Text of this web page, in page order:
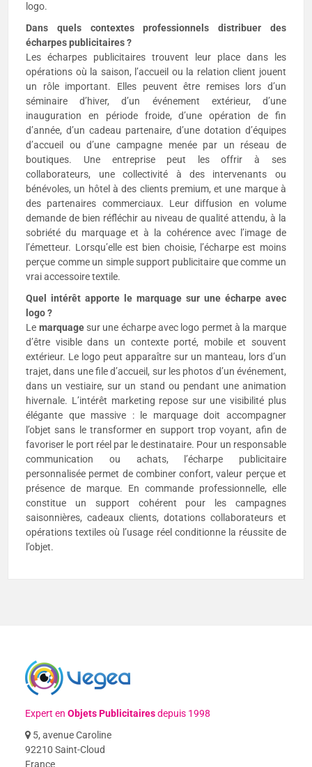
logo.
Dans quels contextes professionnels distribuer des
écharpes publicitaires ?
Les écharpes publicitaires trouvent leur place dans les
opérations où la saison, l’accueil ou la relation client jouent
un rôle important. Elles peuvent être remises lors d’un
séminaire d’hiver, d’un événement extérieur, d’une
inauguration en période froide, d’une opération de fin
d’année, d’un cadeau partenaire, d’une dotation d’équipes
d’accueil ou d’une campagne menée par un réseau de
boutiques. Une entreprise peut les offrir à ses
collaborateurs, une collectivité à des intervenants ou
bénévoles, un hôtel à des clients premium, et une marque à
des partenaires commerciaux. Leur diffusion en volume
demande de bien réfléchir au niveau de qualité attendu, à la
sobriété du marquage et à la cohérence avec l’image de
l’émetteur. Lorsqu’elle est bien choisie, l’écharpe est moins
perçue comme un simple support publicitaire que comme un
vrai accessoire textile.
Quel intérêt apporte le marquage sur une écharpe avec
logo ?
Le marquagesur une écharpe avec logo permet à la marque
d’être visible dans un contexte porté, mobile et souvent
extérieur. Le logo peut apparaître sur un manteau, lors d’un
trajet, dans une file d’accueil, sur les photos d’un événement,
dans un vestiaire, sur un stand ou pendant une animation
hivernale. L’intérêt marketing repose sur une visibilité plus
élégante que massive : le marquage doit accompagner
l’objet sans le transformer en support trop voyant, afin de
favoriser le port réel par le destinataire. Pour un responsable
communication ou achats, l’écharpe publicitaire
personnalisée permet de combiner confort, valeur perçue et
présence de marque. En commande professionnelle, elle
constitue un support cohérent pour les campagnes
saisonnières, cadeaux clients, dotations collaborateurs et
opérations textiles où l’usage réel conditionne la réussite de
l’objet.
Expert enObjets Publicitairesdepuis 1998
5, avenue Caroline
92210 Saint-Cloud
France